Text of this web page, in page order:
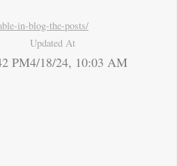
in-blog-the-posts/
PM
Updated At
4/18/24, 10:03 AM